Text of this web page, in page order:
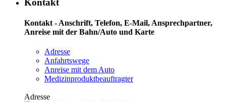
Kontakt - Anschrift, Telefon, E-Mail, Ansprechpartner,
Anreise mit der Bahn/Auto und Karte
Adresse
Anfahrtswege
Anreise mit dem Auto
Medizinproduktbeauftragter
Adresse